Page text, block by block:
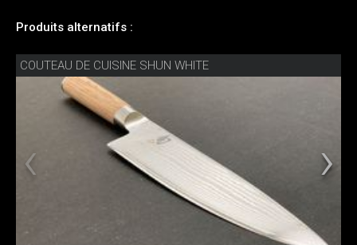
Produits alternatifs :
COUTEAU DE CUISINE SHUN WHITE